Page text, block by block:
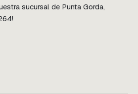
sucursal de Punta Gorda,